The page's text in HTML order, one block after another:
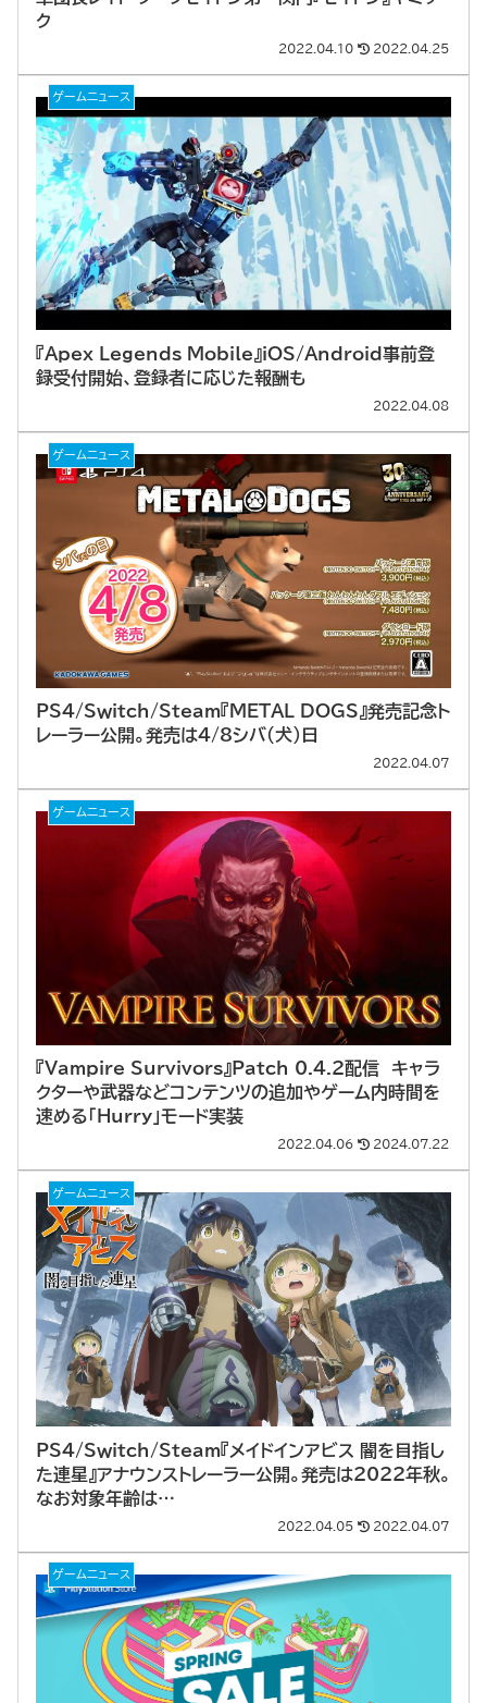
ク
2022.04.10 2022.04.25
ゲームニュース
『Apex Legends Mobile』iOS/Android事前登
録受付開始、登録者に応じた報酬も
2022.04.08
ゲームニュース
PS4/Switch/Steam『METAL DOGS』発売記念ト
レーラー公開。発売は4/8シバ（犬）日
2022.04.07
ゲームニュース
『Vampire Survivors』Patch 0.4.2配信 キャラ
クターや武器などコンテンツの追加やゲーム内時間を
速める「Hurry」モード実装
2022.04.06 2024.07.22
ゲームニュース
PS4/Switch/Steam『メイドインアビス 闇を目指し
た連星』アナウンストレーラー公開。発売は2022年秋。
なお対象年齢は…
2022.04.05 2022.04.07
ゲームニュース